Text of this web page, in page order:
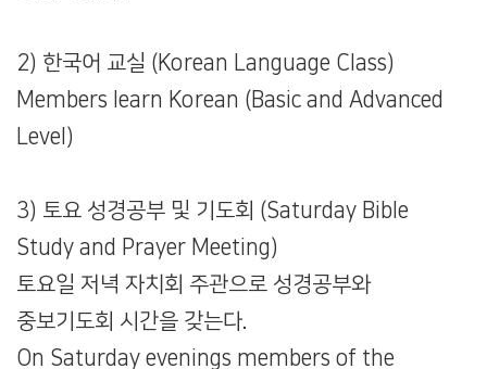
2) 한국어 교실 (Korean Language Class)
Members learn Korean (Basic and Advanced
Level)
3) 토요 성경공부 및 기도회 (Saturday Bible
Study and Prayer Meeting)
토요일 저녁 자치회 주관으로 성경공부와
중보기도회 시간을 갖는다.
On Saturday evenings members of the